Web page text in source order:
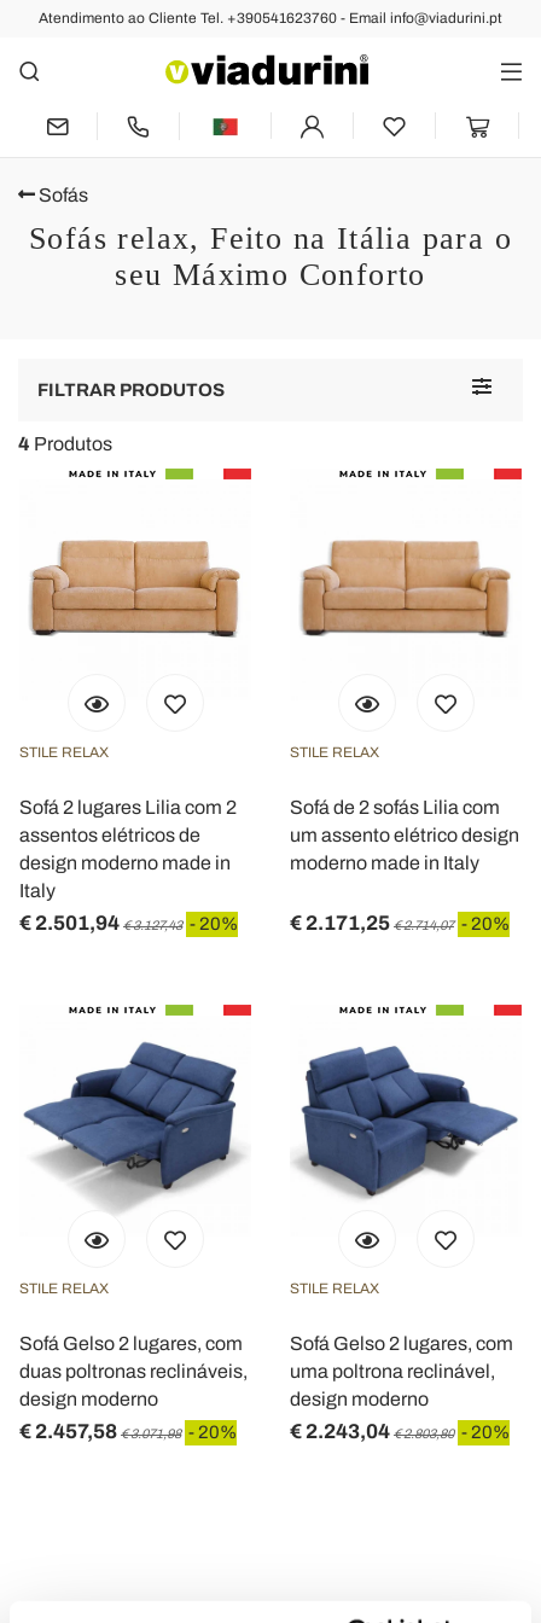
Atendimento ao Cliente Tel. +390541623760 - Email info@viadurini.pt
Sofás
Sofás relax, Feito na Itália para o
seu Máximo Conforto
Toggle
FILTRAR PRODUTOS
4 Produtos
STILE RELAX
Sofá 2 lugares Lilia com 2
assentos elétricos de
design moderno made in
Italy
€ 2.501,94 € 3.127,43 - 20%
STILE RELAX
Sofá de 2 sofás Lilia com
um assento elétrico design
moderno made in Italy
€ 2.171,25 € 2.714,07 - 20%
STILE RELAX
Sofá Gelso 2 lugares, com
duas poltronas reclináveis,
design moderno
€ 2.457,58 € 3.071,98 - 20%
STILE RELAX
Sofá Gelso 2 lugares, com
uma poltrona reclinável,
design moderno
€ 2.243,04 € 2.803,80 - 20%
Sofás de relaxamento elétricos para o conforto fabricado na